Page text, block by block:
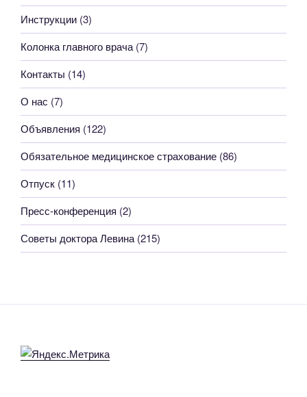
Инструкции (3)
Колонка главного врача (7)
Контакты (14)
О нас (7)
Объявления (122)
Обязательное медицинское страхование (86)
Отпуск (11)
Пресс-конференция (2)
Советы доктора Левина (215)